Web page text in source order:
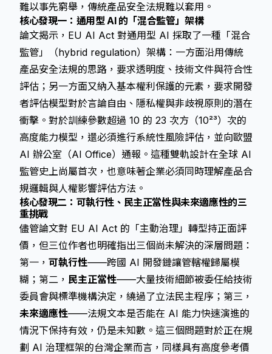
難以事先窮舉，傳統產品安全法規難以套用。
核心發現一：通用型 AI 的「混合監管」架構
論文揭示，EU AI Act 對通用型 AI 採取了一種「混合
監管」（hybrid regulation）架構：一方面沿用傳統
產品安全法規的思路，要求透明度、技術文件與符合性
評估；另一方面又納入基本權利保護的元素，要求開發
者評估模型對於言論自由、隱私權與非歧視原則的潛在
衝擊。對於訓練參數超過 10 的 23 次方（10²³）次的
高度能力模型，還必須進行系統性風險評估，並向歐盟
AI 辦公室（AI Office）通報。這種雙軌設計在全球 AI
監管史上尚屬首次，也意味著企業必須同時理解產品合
規邏輯與人權影響評估方法。
核心發現二：可執行性、民主正當性與未來適應性的三
重挑戰
儘管論文對 EU AI Act 的「主動治理」轉型持正面評
價，但三位作者也明確指出三個尚未解決的深層問題：
第一， 可執行性——跨國 AI 開發鏈讓管轄權歸屬模
糊；第二， 民主正當性——大量技術細節被委任給技術
委員會與標準機構決定，繞過了立法民主程序；第三，
未來適應性——法規文本是否能在 AI 能力快速演進的
情況下保持有效，仍是未知數。這三個問題對於正在規
劃 AI 治理框架的台灣企業而言，同樣具有高度參考價